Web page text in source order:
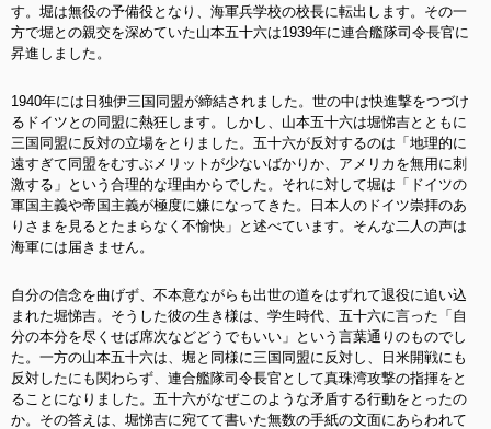
す。堀は無役の予備役となり、海軍兵学校の校長に転出します。その一
方で堀との親交を深めていた山本五十六は1939年に連合艦隊司令長官に
昇進しました。
1940年には日独伊三国同盟が締結されました。世の中は快進撃をつづけ
るドイツとの同盟に熱狂します。しかし、山本五十六は堀悌吉とともに
三国同盟に反対の立場をとりました。五十六が反対するのは「地理的に
遠すぎて同盟をむすぶメリットが少ないばかりか、アメリカを無用に刺
激する」という合理的な理由からでした。それに対して堀は「ドイツの
軍国主義や帝国主義が極度に嫌になってきた。日本人のドイツ崇拝のあ
りさまを見るとたまらなく不愉快」と述べています。そんな二人の声は
海軍には届きません。
自分の信念を曲げず、不本意ながらも出世の道をはずれて退役に追い込
まれた堀悌吉。そうした彼の生き様は、学生時代、五十六に言った「自
分の本分を尽くせば席次などどうでもいい」という言葉通りのものでし
た。一方の山本五十六は、堀と同様に三国同盟に反対し、日米開戦にも
反対したにも関わらず、連合艦隊司令長官として真珠湾攻撃の指揮をと
ることになりました。五十六がなぜこのような矛盾する行動をとったの
か。その答えは、堀悌吉に宛てて書いた無数の手紙の文面にあらわれて